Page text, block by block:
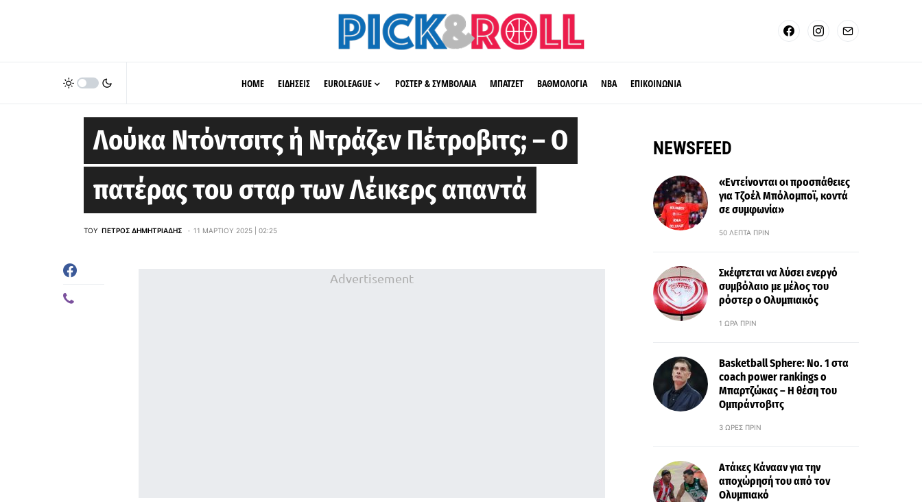
HOME ΕΙΔΗΣΕΙΣ EUROLEAGUE ΡΟΣΤΕΡ & ΣΥΜΒΟΛΑΙΑ ΜΠΑΤΖΕΤ ΒΑΘΜΟΛΟΓΙΑ ΝΒΑ ΕΠΙΚΟΙΝΩΝΙΑ
Λούκα Ντόντσιτς ή Ντράζεν Πέτροβιτς; – Ο
πατέρας του σταρ των Λέικερς απαντά
ΤΟΥ ΠΈΤΡΟΣ ΔΗΜΗΤΡΙΆΔΗΣ 11 ΜΑΡΤΊΟΥ 2025 | 02:25
Advertisement
NEWSFEED
«Εντείνονται οι προσπάθειες
για Τζοέλ Μπόλομποϊ, κοντά
σε συμφωνία»
50 ΛΕΠΤΆ ΠΡΙΝ
Σκέφτεται να λύσει ενεργό
συμβόλαιο με μέλος του
ρόστερ ο Ολυμπιακός
1 ΏΡΑ ΠΡΙΝ
Basketball Sphere: No. 1 στα
coach power rankings ο
Μπαρτζώκας – Η θέση του
Ομπράντοβιτς
3 ΏΡΕΣ ΠΡΙΝ
Ατάκες Κάνααν για την
αποχώρησή του από τον
Ολυμπιακό